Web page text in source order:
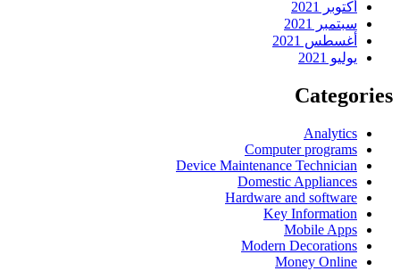
أكتوبر 2021
سبتمبر 2021
أغسطس 2021
يوليو 2021
Categories
Analytics
Computer programs
Device Maintenance Technician
Domestic Appliances
Hardware and software
Key Information
Mobile Apps
Modern Decorations
Money Online